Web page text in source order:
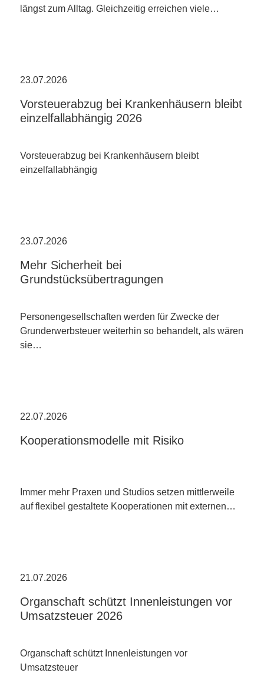
längst zum Alltag. Gleichzeitig erreichen viele…
23.07.2026
Vorsteuerabzug bei Krankenhäusern bleibt
einzelfallabhängig 2026
Vorsteuerabzug bei Krankenhäusern bleibt
einzelfallabhängig
23.07.2026
Mehr Sicherheit bei
Grundstücksübertragungen
Personengesellschaften werden für Zwecke der
Grunderwerbsteuer weiterhin so behandelt, als wären
sie…
22.07.2026
Kooperationsmodelle mit Risiko
Immer mehr Praxen und Studios setzen mittlerweile
auf flexibel gestaltete Kooperationen mit externen…
21.07.2026
Organschaft schützt Innenleistungen vor
Umsatzsteuer 2026
Organschaft schützt Innenleistungen vor
Umsatzsteuer